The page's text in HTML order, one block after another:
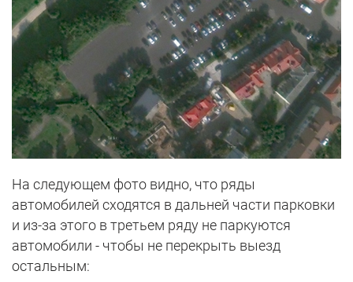
На следующем фото видно, что ряды
автомобилей сходятся в дальней части парковки
и из-за этого в третьем ряду не паркуются
автомобили - чтобы не перекрыть выезд
остальным: